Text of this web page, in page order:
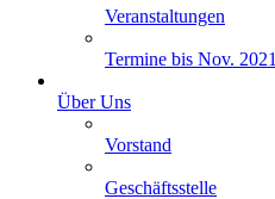
Veranstaltungen
Termine bis Nov. 2021
Über Uns
Vorstand
Geschäftsstelle